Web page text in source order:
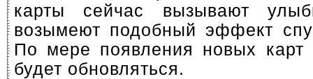
карты сейчас вызывают
возымеют подобный эффект
По мере появления новых карт
будет обновляться.